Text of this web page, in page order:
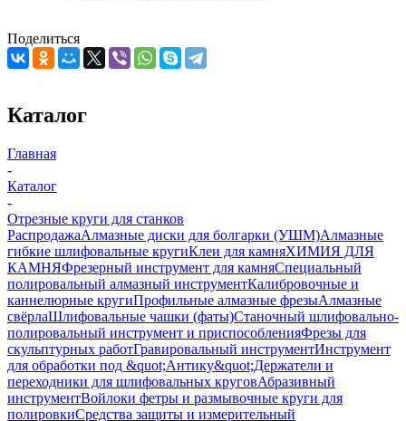
Поделиться
Каталог
Главная
-
Каталог
-
Отрезные круги для станков
РаспродажаАлмазные диски для болгарки (УШМ)Алмазные
гибкие шлифовальные кругиКлеи для камняХИМИЯ ДЛЯ
КАМНЯФрезерный инструмент для камняСпециальный
полировальный алмазный инструментКалибровочные и
каннелюрные кругиПрофильные алмазные фрезыАлмазные
свёрлаШлифовальные чашки (фаты)Станочный шлифовально-
полировальный инструмент и приспособленияФрезы для
скульптурных работГравировальный инструментИнструмент
для обработки под &quot;Антику&quot;Держатели и
переходники для шлифовальных круговАбразивный
инструментВойлоки фетры и размывочные круги для
полировкиСредства защиты и измерительный